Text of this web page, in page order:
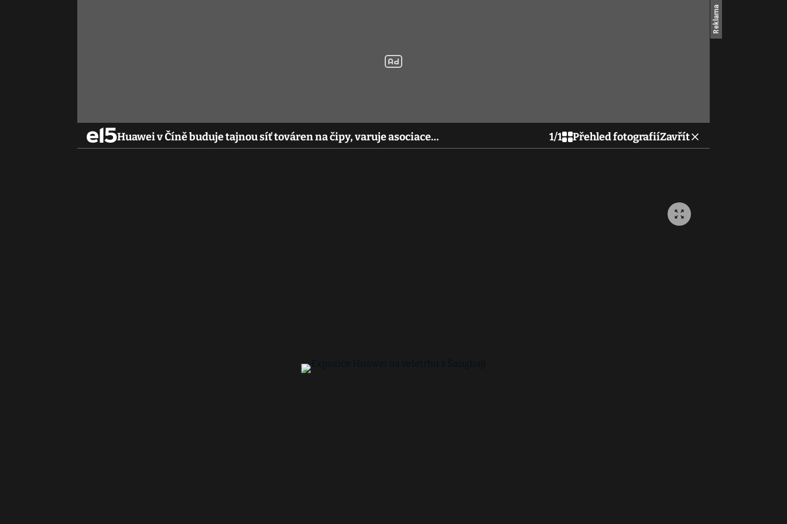
Huawei v Číně buduje tajnou síť továren na čipy, varuje asociace… 1/1 Přehled fotografiíZavřít